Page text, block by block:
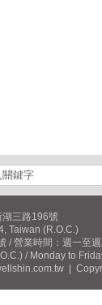
三路196號
Taiwan (R.O.C.)
/ 營業時間：週一至
/ Monday to
|